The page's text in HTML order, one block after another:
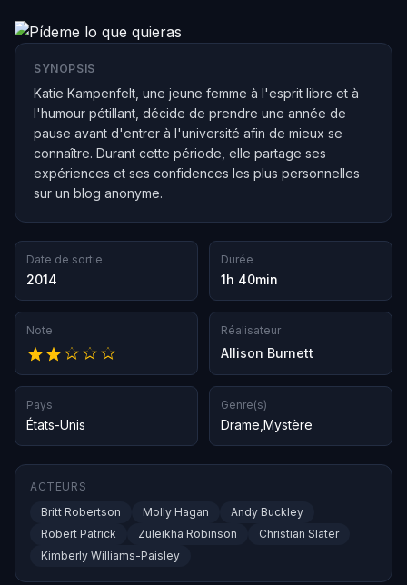
SYNOPSIS
Katie Kampenfelt, une jeune femme à l'esprit libre et à
l'humour pétillant, décide de prendre une année de
pause avant d'entrer à l'université afin de mieux se
connaître. Durant cette période, elle partage ses
expériences et ses confidences les plus personnelles
sur un blog anonyme.
Date de sortie
2014
Durée
1h 40min
Note Réalisateur
Allison Burnett
Pays
États-Unis
Genre(s)
Drame Mystère
ACTEURS
Britt Robertson
Molly Hagan
Andy Buckley
Robert Patrick
Zuleikha Robinson
Christian Slater
Kimberly Williams-Paisley